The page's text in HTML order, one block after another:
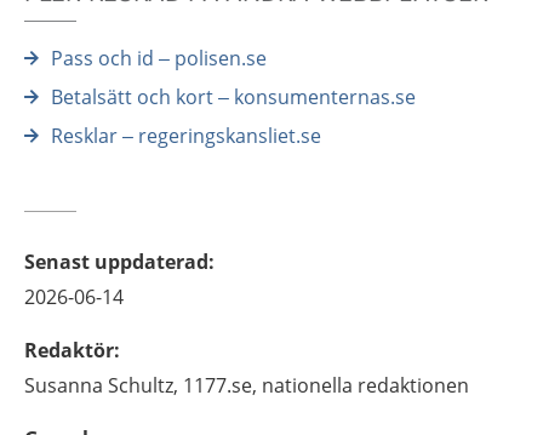
Pass och id – polisen.se
Betalsätt och kort – konsumenternas.se
Resklar – regeringskansliet.se
Senast uppdaterad:
2026-06-14
Redaktör:
Susanna Schultz, 1177.se, nationella redaktionen